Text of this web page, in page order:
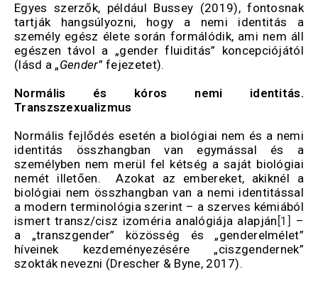
Egyes szerzők, például Bussey (2019), fontosnak
tartják hangsúlyozni, hogy a nemi identitás a
személy egész élete során formálódik, ami nem áll
egészen távol a „gender fluiditás” koncepciójától
(lásd a „Gender” fejezetet).
Normális és kóros nemi identitás.
Transzszexualizmus
Normális fejlődés esetén a biológiai nem és a nemi
identitás összhangban van egymással és a
személyben nem merül fel kétség a saját biológiai
nemét illetően. Azokat az embereket, akiknél a
biológiai nem összhangban van a nemi identitással
a modern terminológia szerint – a szerves kémiából
ismert transz/cisz izoméria analógiája alapján [1] –
a „transzgender” közösség és „genderelmélet”
híveinek kezdeményezésére „ciszgendernek”
szokták nevezni (Drescher & Byne, 2017).